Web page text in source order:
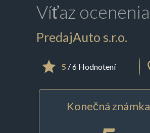
Víťaz ocenenia
PredajAuto s.r.o.
5 / 6 Hodnotení
Konečná známka